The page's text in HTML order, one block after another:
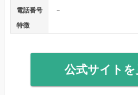
電話番号
－
特徴
公式サイトを